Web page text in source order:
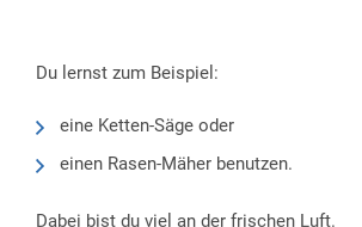
Du lernst zum Beispiel:
eine Ketten-Säge oder
einen Rasen-Mäher benutzen.
Dabei bist du viel an der frischen Luft.